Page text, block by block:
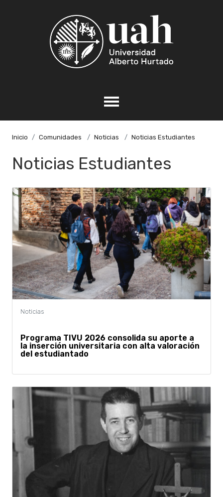
Inicio Comunidades Noticias Noticias Estudiantes
Noticias Estudiantes
Programa TIVU 2026 consolida su aporte a
la inserción universitaria con alta valoración
del estudiantado